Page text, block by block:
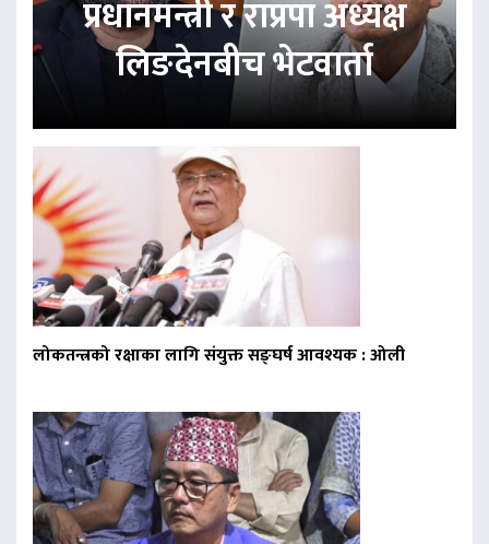
प्रधानमन्त्री र राप्रपा अध्यक्ष
लिङदेनबीच भेटवार्ता
लोकतन्त्रको रक्षाका लागि संयुक्त सङ्घर्ष आवश्यक : ओली